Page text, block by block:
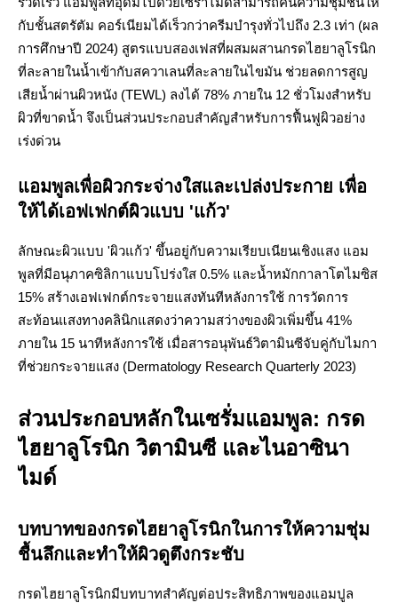
กับชั้นสตรัตัม คอร์เนียมได้เร็วกว่าครีมบำรุงทั่วไปถึง 2.3 เท่า (ผล
การศึกษาปี 2024) สูตรแบบสองเฟสที่ผสมผสานกรดไฮยาลูโรนิก
ที่ละลายในน้ำเข้ากับสควาเลนที่ละลายในไขมัน ช่วยลดการสูญ
เสียน้ำผ่านผิวหนัง (TEWL) ลงได้ 78% ภายใน 12 ชั่วโมงสำหรับ
ผิวที่ขาดน้ำ จึงเป็นส่วนประกอบสำคัญสำหรับการฟื้นฟูผิวอย่าง
เร่งด่วน
แอมพูลเพื่อผิวกระจ่างใสและเปล่งประกาย เพื่อ
ให้ได้เอฟเฟกต์ผิวแบบ 'แก้ว'
ลักษณะผิวแบบ 'ผิวแก้ว' ขึ้นอยู่กับความเรียบเนียนเชิงแสง แอม
พูลที่มีอนุภาคซิลิกาแบบโปร่งใส 0.5% และน้ำหมักกาลาโตไมซิส
15% สร้างเอฟเฟกต์กระจายแสงทันทีหลังการใช้ การวัดการ
สะท้อนแสงทางคลินิกแสดงว่าความสว่างของผิวเพิ่มขึ้น 41%
ภายใน 15 นาทีหลังการใช้ เมื่อสารอนุพันธ์วิตามินซีจับคู่กับไมกา
ที่ช่วยกระจายแสง (Dermatology Research Quarterly 2023)
ส่วนประกอบหลักในเซรั่มแอมพูล: กรด
ไฮยาลูโรนิก วิตามินซี และไนอาซินา
ไมด์
บทบาทของกรดไฮยาลูโรนิกในการให้ความชุ่ม
ชื้นลึกและทำให้ผิวดูตึงกระชับ
กรดไฮยาลูโรนิกมีบทบาทสำคัญต่อประสิทธิภาพของแอมปูล